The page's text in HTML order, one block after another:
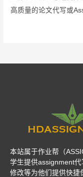
高质量的论文代写或
本站属于作业帮（
学生提供assignment
修改等为他们提供快捷